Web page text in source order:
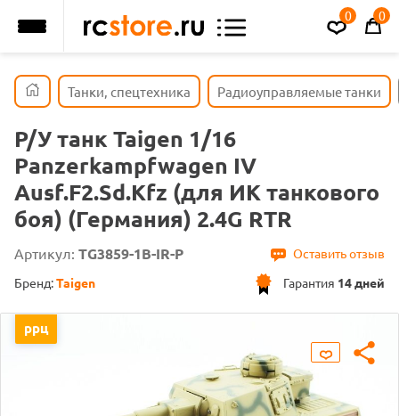
0 0
Танки, спецтехника Радиоуправляемые танки
Р/У танк Taigen 1/16
Panzerkampfwagen IV
Ausf.F2.Sd.Kfz (для ИК танкового
боя) (Германия) 2.4G RTR
Артикул: TG3859-1В-IR-Р
Оставить отзыв
Гарантия 14 дней
Бренд:Taigen
ррц